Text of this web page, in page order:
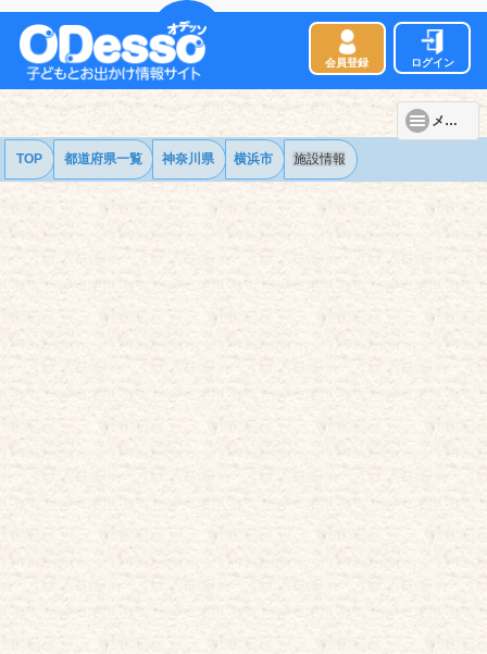
会員登録 ログイン
メニュー
TOP 都道府県一覧 神奈川県 横浜市 施設情報